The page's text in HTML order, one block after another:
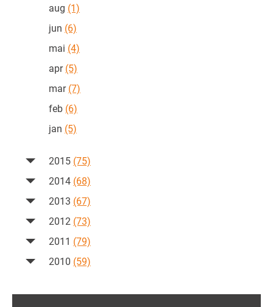
aug (1)
jun (6)
mai (4)
apr(5)
mar(7)
feb (6)
jan (5)
2015 (75)
2014 (68)
2013 (67)
2012 (73)
2011 (79)
2010 (59)